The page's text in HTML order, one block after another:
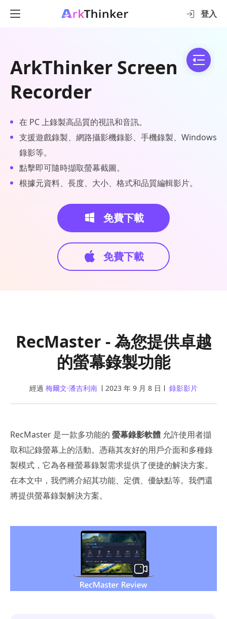
登入
ArkThinker Screen
Recorder
在 PC 上錄製高品質的視訊和音訊。
支援遊戲錄製、網路攝影機錄影、手機錄製、Windows
錄影等。
點擊即可隨時擷取螢幕截圖。
根據元資料、長度、大小、格式和品質編輯影片。
免費下載
免費下載
RecMaster - 為您提供卓越
的螢幕錄製功能
經過 梅爾文·潘吉利南 2023 年 9 月 8 日 錄影影片
RecMaster 是一款多功能的 螢幕錄影軟體 允許使用者擷
取和記錄螢幕上的活動。憑藉其友好的用戶介面和多種錄
製模式，它為各種螢幕錄製需求提供了便捷的解決方案。
在本文中，我們將介紹其功能、定價、優缺點等。我們還
將提供螢幕錄製解決方案。